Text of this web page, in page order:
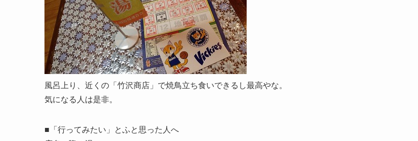
風呂上り、近くの「竹沢商店」で焼鳥立ち食いできるし最高やな。
気になる人は是非。
■「行ってみたい」とふと思った人へ